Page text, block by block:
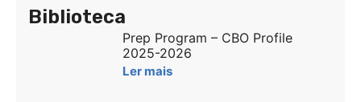
Biblioteca
Prep Program – CBO Profile
2025-2026
Ler mais